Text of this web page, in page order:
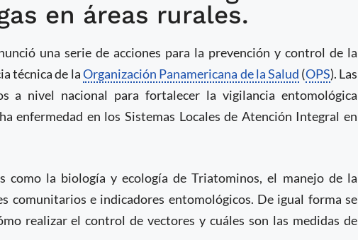
comunitaria
en áreas rurales.
una serie de acciones para la prevención y control de la
técnica de laOrganización Panamericana de la Salud (OPS). Las
a nivel nacional para fortalecer la vigilancia entomológica
enfermedad en los Sistemas Locales de Atención Integral en
como la biología y ecología de Triatominos, el manejo de la
comunitarios e indicadores entomológicos. De igual forma se
realizar el control de vectores y cuáles son las medidas de